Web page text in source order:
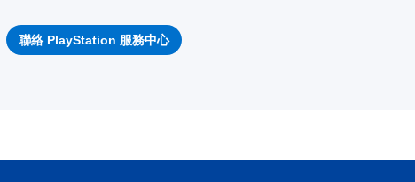
聯絡 PlayStation 服務中心